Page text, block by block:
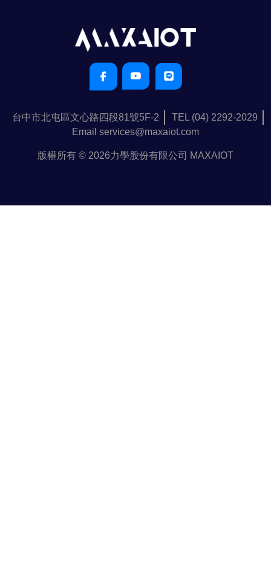
台中市北屯區文心路四段81號5F-2
TEL (04) 2292-2029
Email services@maxaiot.com
版權所有 © 2026力學股份有限公司 MAXAIOT